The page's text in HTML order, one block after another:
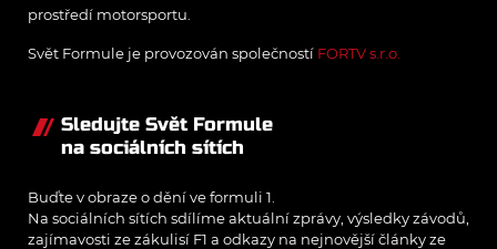
prostředí motorsportu.
Svět Formule je provozován společností FORTV s.r.o.
Sledujte Svět Formule
na sociálních sítích
Buďte v obraze o dění ve formuli 1.
Na sociálních sítích sdílíme aktuální zprávy, výsledky závodů,
zajímavosti ze zákulisí F1 a odkazy na nejnovější články ze